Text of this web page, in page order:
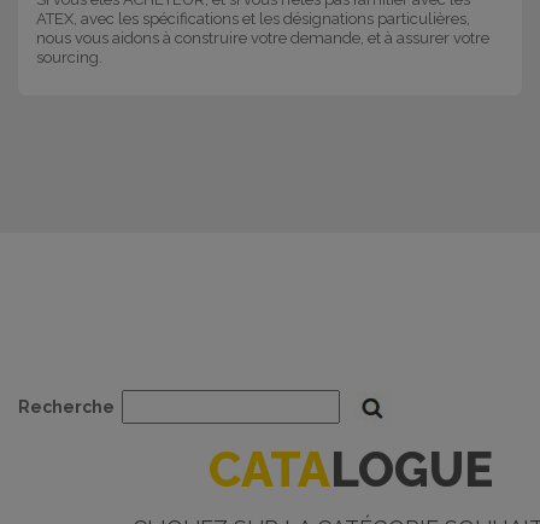
ATEX, avec les spécifications et les désignations particulières,
nous vous aidons à construire votre demande, et à assurer votre
sourcing.
Recherche
CATALOGUE